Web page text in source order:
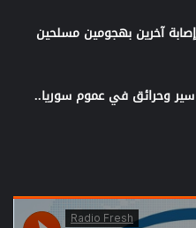
آخرين بهجومين مسلحين
مصابا في 18 حادث سير وحرائق في عموم سوريا..